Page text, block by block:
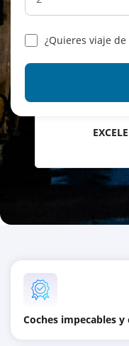
¿Quieres viaje de
Coches impecables